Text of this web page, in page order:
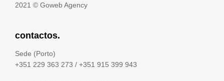
2021 © Goweb Agency
contactos.
Sede (Porto)
+351 229 363 273 / +351 915 399 943